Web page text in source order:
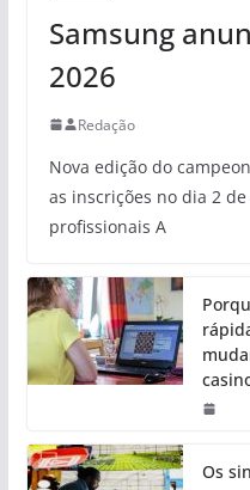
Samsung
2026
Redação
Nova edição do
as inscrições no dia 2
profissionais A
Os